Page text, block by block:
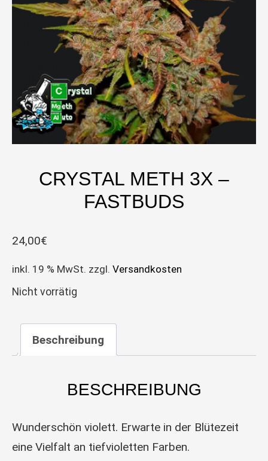
CRYSTAL METH 3X –
FASTBUDS
24,00€
inkl. 19 % MwSt. zzgl. Versandkosten
Nicht vorrätig
Beschreibung
BESCHREIBUNG
Wunderschön violett. Erwarte in der Blütezeit
eine Vielfalt an tiefvioletten Farben.